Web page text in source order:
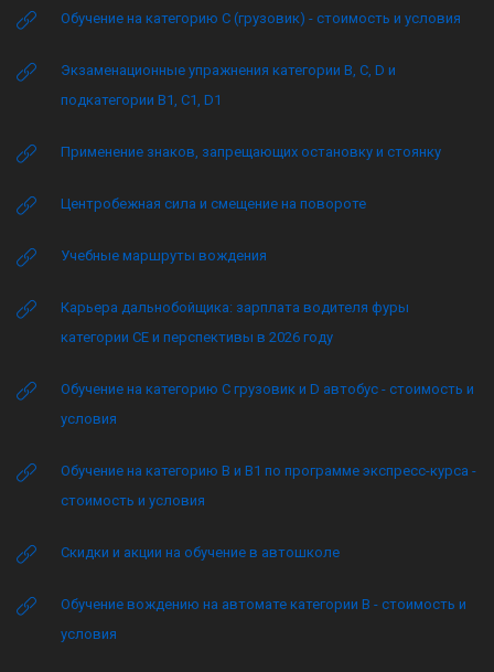
Обучение на категорию C (грузовик) - стоимость и условия
Экзаменационные упражнения категории B, C, D и
подкатегории B1, C1, D1
Применение знаков, запрещающих остановку и стоянку
Центробежная сила и смещение на повороте
Учебные маршруты вождения
Карьера дальнобойщика: зарплата водителя фуры
категории CE и перспективы в 2026 году
Обучение на категорию C грузовик и D автобус - стоимость и
условия
Обучение на категорию B и B1 по программе экспресс-курса -
стоимость и условия
Скидки и акции на обучение в автошколе
Обучение вождению на автомате категории B - стоимость и
условия